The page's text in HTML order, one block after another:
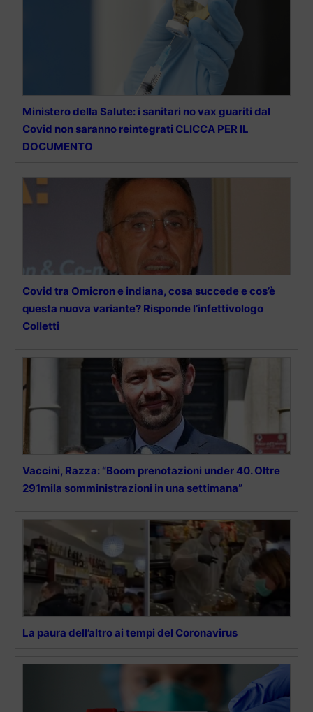
Ministero della Salute: i sanitari no vax guariti dal
Covid non saranno reintegrati CLICCA PER IL
DOCUMENTO
Covid tra Omicron e indiana, cosa succede e cos’è
questa nuova variante? Risponde l’infettivologo
Colletti
Vaccini, Razza: “Boom prenotazioni under 40. Oltre
291mila somministrazioni in una settimana”
La paura dell’altro ai tempi del Coronavirus